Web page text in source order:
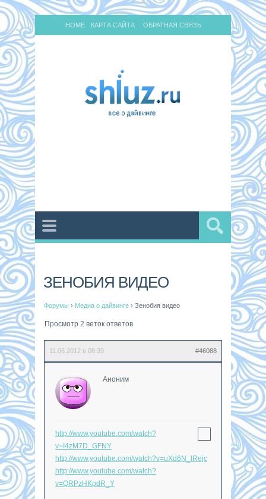
HOME КАРТА САЙТА ОБРАТНАЯ СВЯЗЬ
ЗЕНОБИЯ ВИДЕО
Форумы › Медиа о дайвинге › Зенобия видео
Просмотр 2 веток ответов
11.06.2012 в 08:39 #46088
Аноним
http://www.youtube.com/watch?
v=I4zM7D_GFNY
http://www.youtube.com/watch?v=uXd6N_lRejc
http://www.youtube.com/watch?
v=QRPzHKpdR_Y